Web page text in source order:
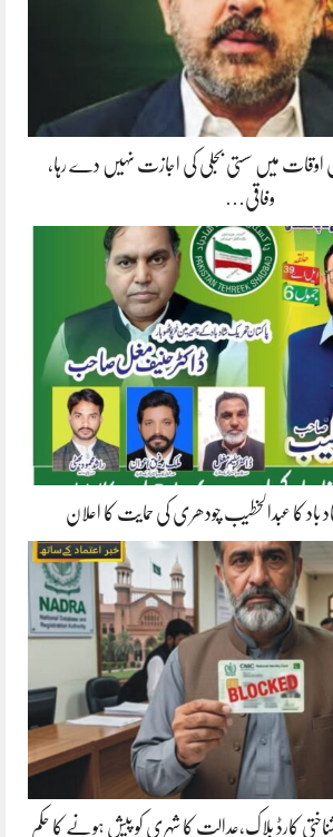
میں سستی بجلی کی اجازت نہیں دے رہا،
وفاقی…
کارڈ بلاک،عدالت کا شہری کو پیش ہونے کا حکم